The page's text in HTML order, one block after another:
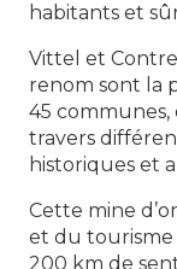
habitants et
Vittel et
renom sont la
45
travers
historiques et
Cette mine
et du tourisme
200 km de